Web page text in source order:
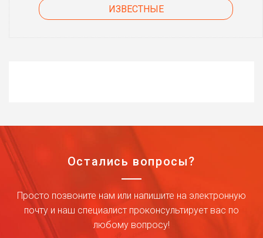
ИЗВЕСТНЫЕ
Остались вопросы?
Просто позвоните нам или напишите на электронную
почту и наш специалист проконсультирует вас по
любому вопросу!